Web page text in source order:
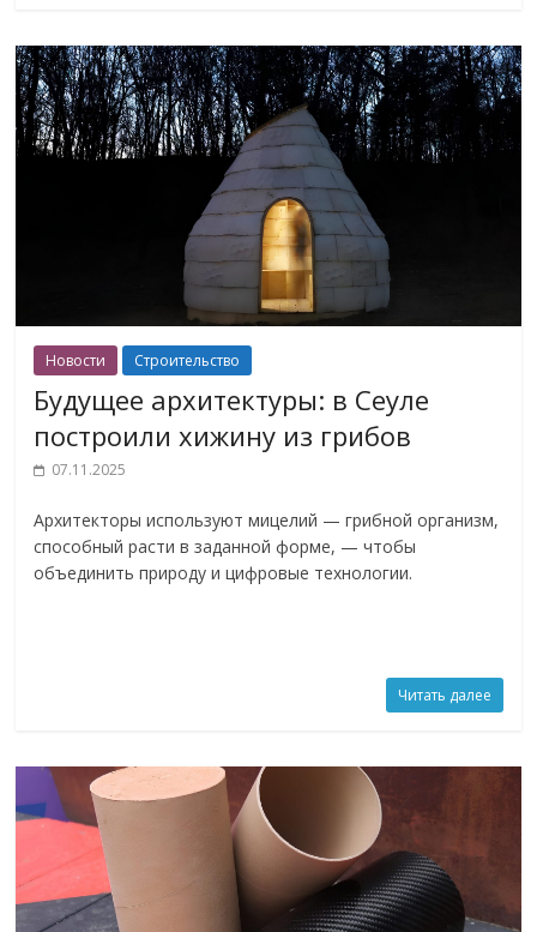
Новости Строительство
Будущее архитектуры: в Сеуле
построили хижину из грибов
07.11.2025
Архитекторы используют мицелий — грибной организм,
способный расти в заданной форме, — чтобы
объединить природу и цифровые технологии.
Читать далее